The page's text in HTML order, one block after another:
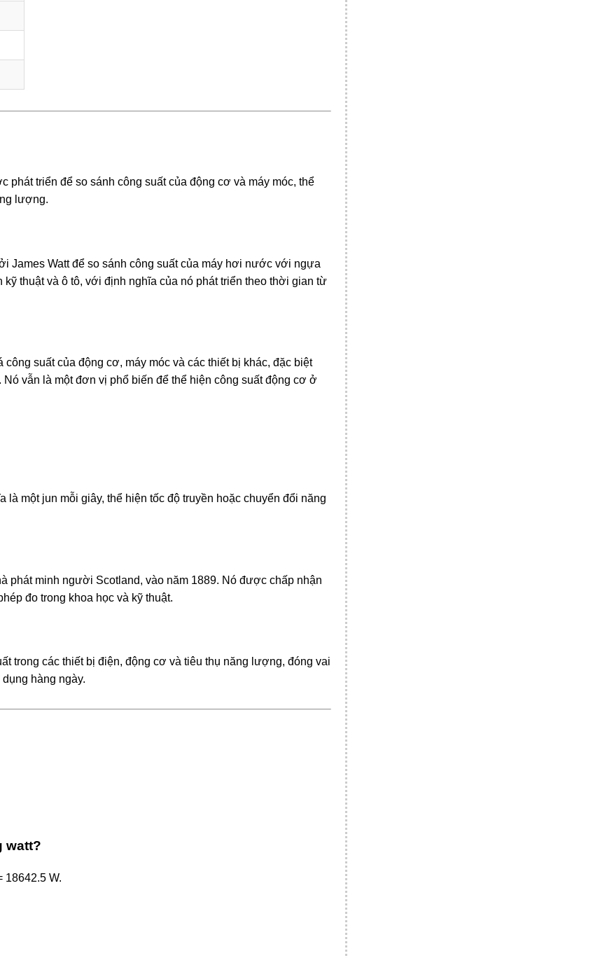
phát triển để so sánh công suất của động cơ và máy móc, thể
lượng.
James Watt để so sánh công suất của máy hơi nước với ngựa
thuật và ô tô, với định nghĩa của nó phát triển theo thời gian từ
suất của động cơ, máy móc và các thiết bị khác, đặc biệt
vẫn là một đơn vị phổ biến để thể hiện công suất động cơ ở
một jun mỗi giây, thể hiện tốc độ truyền hoặc chuyển đổi năng
phát minh người Scotland, vào năm 1889. Nó được chấp nhận
đo trong khoa học và kỹ thuật.
trong các thiết bị điện, động cơ và tiêu thụ năng lượng, đóng vai
hàng ngày.
watt?
18642.5 W.